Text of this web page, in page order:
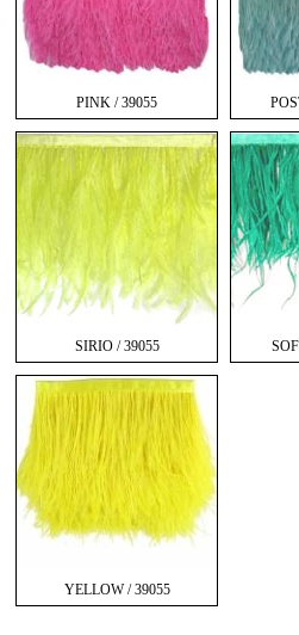
PINK / 39055
SIRIO / 39055
YELLOW / 39055